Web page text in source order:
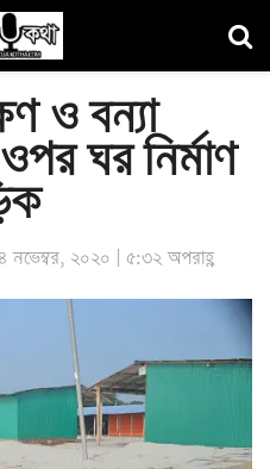
ও বন্যা
ওপর ঘর নির্মাণ
নভেম্বর, ২০২০ | ৫:৩২ অপরাহ্ণ